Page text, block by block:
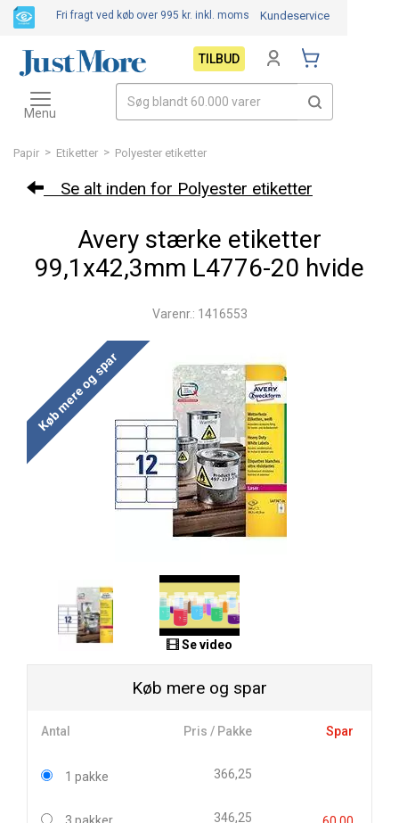
Papir > Etiketter > Polyester etiketter
Se alt inden for Polyester etiketter
Avery stærke etiketter
99,1x42,3mm L4776-20 hvide
Varenr.: 1416553
Køb mere og spar
Se video
Køb mere og spar
Antal Pris / Pakke Spar
1 pakke 366,25
346,25
Fri fragt ved køb over 995 kr. inkl. moms Kundeservice
TILBUD
Toggle
navigation
Menu